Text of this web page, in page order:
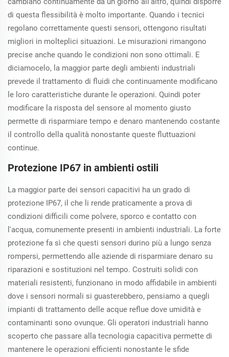
di questa flessibilità è molto importante. Quando i tecnici
regolano correttamente questi sensori, ottengono risultati
migliori in molteplici situazioni. Le misurazioni rimangono
precise anche quando le condizioni non sono ottimali. E
diciamocelo, la maggior parte degli ambienti industriali
prevede il trattamento di fluidi che continuamente modificano
le loro caratteristiche durante le operazioni. Quindi poter
modificare la risposta del sensore al momento giusto
permette di risparmiare tempo e denaro mantenendo costante
il controllo della qualità nonostante queste fluttuazioni
continue.
Protezione IP67 in ambienti ostili
La maggior parte dei sensori capacitivi ha un grado di
protezione IP67, il che li rende praticamente a prova di
condizioni difficili come polvere, sporco e contatto con
l'acqua, comunemente presenti in ambienti industriali. La forte
protezione fa sì che questi sensori durino più a lungo senza
rompersi, permettendo alle aziende di risparmiare denaro su
riparazioni e sostituzioni nel tempo. Costruiti solidi con
materiali resistenti, funzionano in modo affidabile in ambienti
dove i sensori normali si guasterebbero, pensiamo a quegli
impianti di trattamento delle acque reflue dove umidità e
contaminanti sono ovunque. Gli operatori industriali hanno
scoperto che passare alla tecnologia capacitiva permette di
mantenere le operazioni efficienti nonostante le sfide